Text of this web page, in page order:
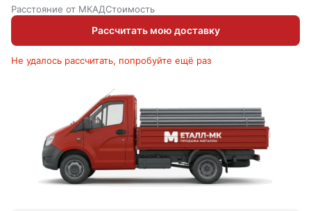
Расстояние от МКАДСтоимость
Рассчитать мою доставку
Не удалось рассчитать, попробуйте ещё раз